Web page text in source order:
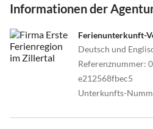
Informationen der
Ferienunterkunft-
Deutsch und
Referenznummer:
e212568fbec5
Unterkunfts-